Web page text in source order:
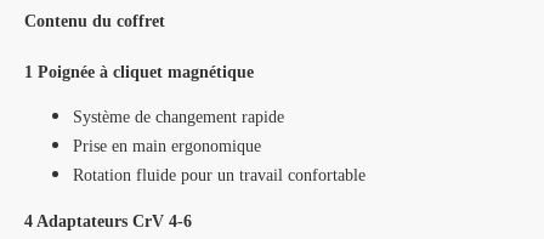
Contenu du coffret
1 Poignée à cliquet magnétique
Système de changement rapide
Prise en main ergonomique
Rotation fluide pour un travail confortable
4 Adaptateurs CrV 4-6